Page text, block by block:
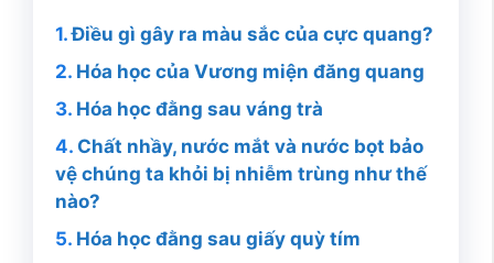
Điều gì gây ra màu sắc của cực quang?
Hóa học của Vương miện đăng quang
Hóa học đằng sau váng trà
Chất nhầy, nước mắt và nước bọt bảo
vệ chúng ta khỏi bị nhiễm trùng như thế
nào?
Hóa học đằng sau giấy quỳ tím